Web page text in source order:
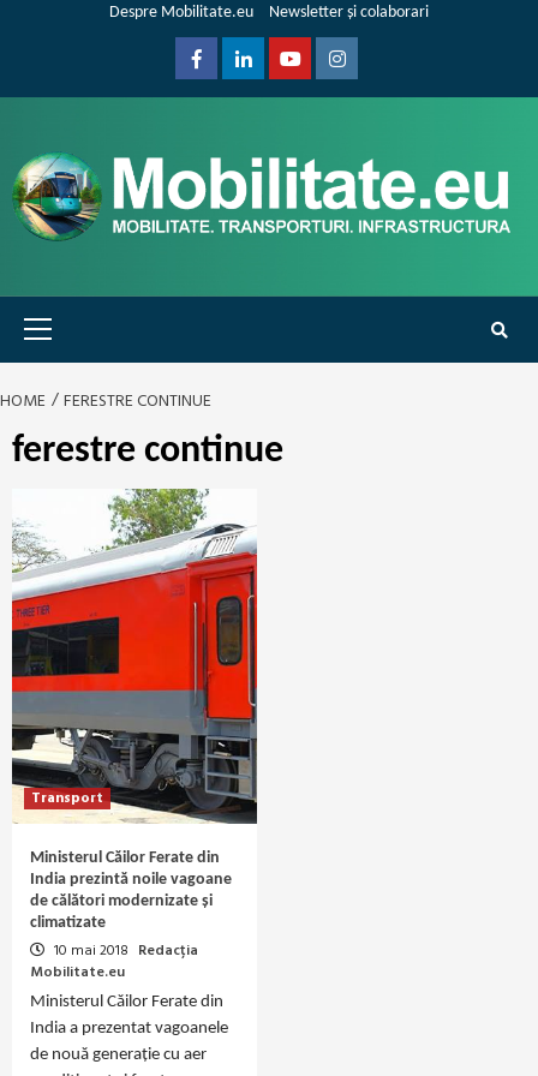
Despre Mobilitate.eu Newsletter și colaborari
FacebookLinkedinYoutubeInstagram
Primary
Menu
HOME FERESTRE CONTINUE
ferestre continue
Transport
Ministerul Căilor Ferate din
India prezintă noile vagoane
de călători modernizate și
climatizate
10 mai 2018 Redacția
Mobilitate.eu
Ministerul Căilor Ferate din
India a prezentat vagoanele
de nouă generație cu aer